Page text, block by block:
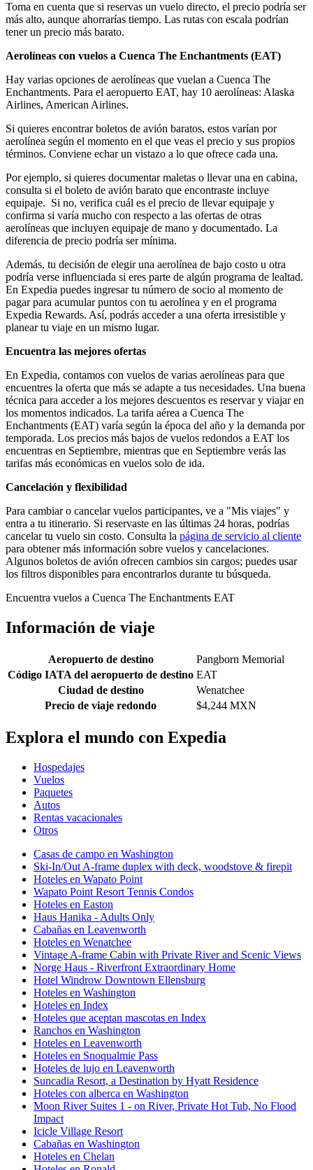
Toma en cuenta que si reservas un vuelo directo, el precio podría ser
más alto, aunque ahorrarías tiempo. Las rutas con escala podrían
tener un precio más barato.
Aerolíneas con vuelos a Cuenca The Enchantments (EAT)
Hay varias opciones de aerolíneas que vuelan a Cuenca The
Enchantments. Para el aeropuerto EAT, hay 10 aerolíneas: Alaska
Airlines, American Airlines.
Si quieres encontrar boletos de avión baratos, estos varían por
aerolínea según el momento en el que veas el precio y sus propios
términos. Conviene echar un vistazo a lo que ofrece cada una.
Por ejemplo, si quieres documentar maletas o llevar una en cabina,
consulta si el boleto de avión barato que encontraste incluye
equipaje. Si no, verifica cuál es el precio de llevar equipaje y
confirma si varía mucho con respecto a las ofertas de otras
aerolíneas que incluyen equipaje de mano y documentado. La
diferencia de precio podría ser mínima.
Además, tu decisión de elegir una aerolínea de bajo costo u otra
podría verse influenciada si eres parte de algún programa de lealtad.
En Expedia puedes ingresar tu número de socio al momento de
pagar para acumular puntos con tu aerolínea y en el programa
Expedia Rewards. Así, podrás acceder a una oferta irresistible y
planear tu viaje en un mismo lugar.
Encuentra las mejores ofertas
En Expedia, contamos con vuelos de varias aerolíneas para que
encuentres la oferta que más se adapte a tus necesidades. Una buena
técnica para acceder a los mejores descuentos es reservar y viajar en
los momentos indicados. La tarifa aérea a Cuenca The
Enchantments (EAT) varía según la época del año y la demanda por
temporada. Los precios más bajos de vuelos redondos a EAT los
encuentras en Septiembre, mientras que en Septiembre verás las
tarifas más económicas en vuelos solo de ida.
Cancelación y flexibilidad
Para cambiar o cancelar vuelos participantes, ve a "Mis viajes" y
entra a tu itinerario. Si reservaste en las últimas 24 horas, podrías
cancelar tu vuelo sin costo. Consulta la página de servicio al cliente
para obtener más información sobre vuelos y cancelaciones.
Algunos boletos de avión ofrecen cambios sin cargos; puedes usar
los filtros disponibles para encontrarlos durante tu búsqueda.
Encuentra vuelos a Cuenca The Enchantments EAT
Información de viaje
Aeropuerto de destino
Pangborn Memorial
Código IATA del aeropuerto de destino EAT
Ciudad de destino
Wenatchee
Precio de viaje redondo
$4,244 MXN
Explora el mundo con Expedia
Hospedajes
Vuelos
Paquetes
Autos
Rentas vacacionales
Otros
Casas de campo en Washington
Ski-In/Out A-frame duplex with deck, woodstove & firepit
Hoteles en Wapato Point
Wapato Point Resort Tennis Condos
Hoteles en Easton
Haus Hanika - Adults Only
Cabañas en Leavenworth
Hoteles en Wenatchee
Vintage A-frame Cabin with Private River and Scenic Views
Norge Haus - Riverfront Extraordinary Home
Hotel Windrow Downtown Ellensburg
Hoteles en Washington
Hoteles en Index
Hoteles que aceptan mascotas en Index
Ranchos en Washington
Hoteles en Leavenworth
Hoteles en Snoqualmie Pass
Hoteles de lujo en Leavenworth
Suncadia Resort, a Destination by Hyatt Residence
Hoteles con alberca en Washington
Moon River Suites 1 - on River, Private Hot Tub, No Flood
Impact
Icicle Village Resort
Cabañas en Washington
Hoteles en Chelan